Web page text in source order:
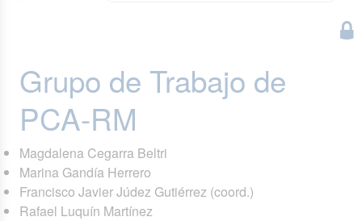
Grupo de Trabajo de
PCA-RM
Magdalena Cegarra Beltri
Marina Gandía Herrero
Francisco Javier Júdez Gutiérrez (coord.)
Rafael Luquín Martínez